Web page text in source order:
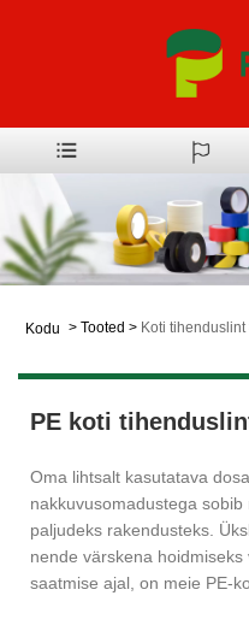
Kodu > Tooted > Koti tihenduslint
PE koti
Oma lihtsalt kasutatava
nakkuvusomadustega
paljudeks rakendusteks.
nende värskena
saatmise ajal, on meie PE-